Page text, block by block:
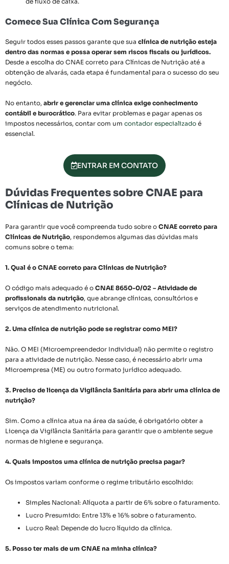
Comece Sua Clínica Com Segurança
Seguir todos esses passos garante que sua clínica de nutrição esteja
dentro das normas e possa operar sem riscos fiscais ou jurídicos.
Desde a escolha do CNAE correto para Clínicas de Nutrição até a
obtenção de alvarás, cada etapa é fundamental para o sucesso do seu
negócio.
No entanto, abrir e gerenciar uma clínica exige conhecimento
contábil e burocrático. Para evitar problemas e pagar apenas os
impostos necessários, contar com um contador especializado é
essencial.
ENTRAR EM CONTATO
Dúvidas Frequentes sobre CNAE para
Clínicas de Nutrição
Para garantir que você compreenda tudo sobre o CNAE correto para
Clínicas de Nutrição, respondemos algumas das dúvidas mais
comuns sobre o tema:
1. Qual é o CNAE correto para Clínicas de Nutrição?
O código mais adequado é o CNAE 8650-0/02 – Atividade de
profissionais da nutrição, que abrange clínicas, consultórios e
serviços de atendimento nutricional.
2. Uma clínica de nutrição pode se registrar como MEI?
Não. O MEI (Microempreendedor Individual) não permite o registro
para a atividade de nutrição. Nesse caso, é necessário abrir uma
Microempresa (ME) ou outro formato jurídico adequado.
3. Preciso de licença da Vigilância Sanitária para abrir uma clínica de
nutrição?
Sim. Como a clínica atua na área da saúde, é obrigatório obter a
Licença da Vigilância Sanitária para garantir que o ambiente segue
normas de higiene e segurança.
4. Quais impostos uma clínica de nutrição precisa pagar?
Os impostos variam conforme o regime tributário escolhido:
Simples Nacional: Alíquota a partir de 6% sobre o faturamento.
Lucro Presumido: Entre 13% e 16% sobre o faturamento.
Lucro Real: Depende do lucro líquido da clínica.
5. Posso ter mais de um CNAE na minha clínica?